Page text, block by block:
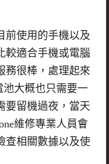
前使用的手機以及
較適合手機或電腦
務很棒，處理起來
池大概也只需要一
要留機過夜，當天
維修專業人員會
查相關數據以及使